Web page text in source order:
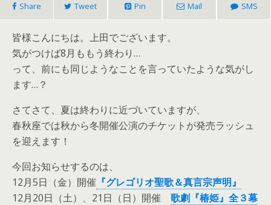
Share Tweet Pin Mail SMS
皆様こんにちは。上田でございます。
気がつけば8月ももう終わり…
って、前にも同じようなことを言っていたような気がし
ます…？
さてさて、夏は終わりに近づいていますが、
春秋座では秋から冬開催公演のチケットが発売ラッシュ
を迎えます！
今回お知らせするのは、
12月5日（金）開催 『グレゴリオ聖歌＆真言宗声明』
12月20日（土）、21日（日）開催 歌劇『椿姫』全３幕